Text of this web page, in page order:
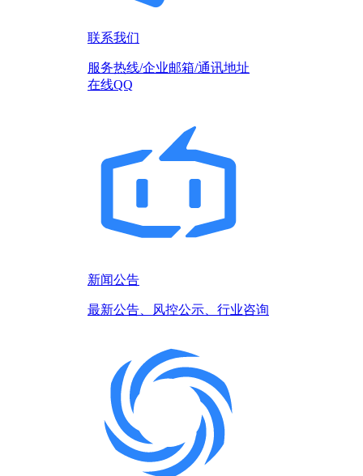
联系我们
服务热线/企业邮箱/通讯地址
在线QQ
新闻公告
最新公告、风控公示、行业咨询